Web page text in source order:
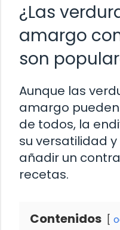
¿Las
amargo
son
Aunque las
amargo
de todos, la
su versatilidad
añadir un
recetas.
Contenidos